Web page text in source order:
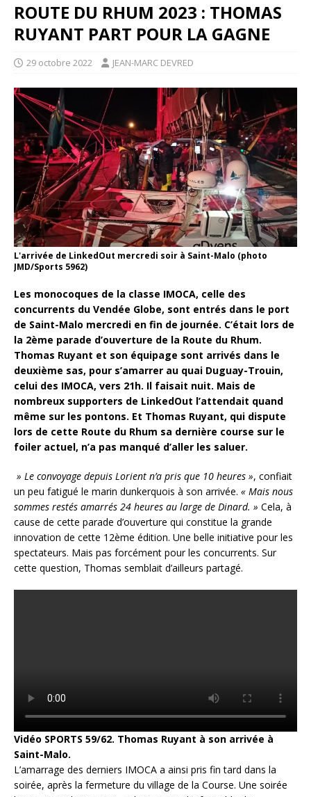
ROUTE DU RHUM 2023 : THOMAS
RUYANT PART POUR LA GAGNE
29 octobre 2022 JEAN-MARC DEVRED
L'arrivée de LinkedOut mercredi soir à Saint-Malo (photo
JMD/Sports 5962)
Les monocoques de la classe IMOCA, celle des
concurrents du Vendée Globe, sont entrés dans le port
de Saint-Malo mercredi en fin de journée. C’était lors de
la 2ème parade d’ouverture de la Route du Rhum.
Thomas Ruyant et son équipage sont arrivés dans le
deuxième sas, pour s’amarrer au quai Duguay-Trouin,
celui des IMOCA, vers 21h. Il faisait nuit. Mais de
nombreux supporters de LinkedOut l’attendait quand
même sur les pontons. Et Thomas Ruyant, qui dispute
lors de cette Route du Rhum sa dernière course sur le
foiler actuel, n’a pas manqué d’aller les saluer.
» Le convoyage depuis Lorient n’a pris que 10 heures », confiait
un peu fatigué le marin dunkerquois à son arrivée. « Mais nous
sommes restés amarrés 24 heures au large de Dinard. » Cela, à
cause de cette parade d’ouverture qui constitue la grande
innovation de cette 12ème édition. Une belle initiative pour les
spectateurs. Mais pas forcément pour les concurrents. Sur
cette question, Thomas semblait d’ailleurs partagé.
Vidéo SPORTS 59/62. Thomas Ruyant à son arrivée à
Saint-Malo.
L’amarrage des derniers IMOCA a ainsi pris fin tard dans la
soirée, après la fermeture du village de la Course. Une soirée